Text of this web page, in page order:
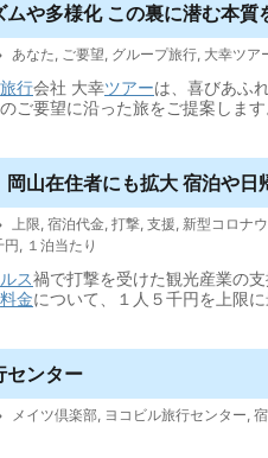
ムや多様化 この裏に潜む本
あなた, ご要望, グループ旅行, 大幸ツア
旅行会社 大幸ツアーは、喜びあふ
ご要望に沿った旅をご提案します
岡山在住者にも拡大 宿泊や日
上限, 宿泊代金, 打撃, 支援, 新型コロナ
円, １泊当たり
ス禍で打撃を受けた観光産業の
料金について、１人５千円を上限
センター
メイツ倶楽部, ヨコビル旅行センター,